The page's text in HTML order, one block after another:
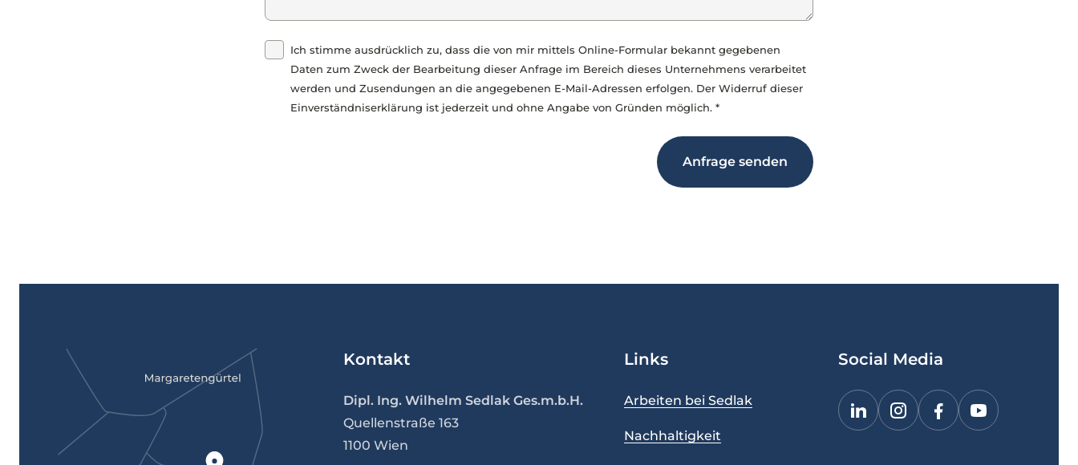
Ich stimme ausdrücklich zu, dass die von mir mittels Online-Formular bekannt gegebenen
Daten zum Zweck der Bearbeitung dieser Anfrage im Bereich dieses Unternehmens verarbeitet
werden und Zusendungen an die angegebenen E-Mail-Adressen erfolgen. Der Widerruf dieser
Einverständniserklärung ist jederzeit und ohne Angabe von Gründen möglich. *
Anfrage senden
Kontakt
Dipl. Ing. Wilhelm Sedlak Ges.m.b.H.
Quellenstraße 163
1100 Wien
Links
Arbeiten bei Sedlak
Nachhaltigkeit
Social Media